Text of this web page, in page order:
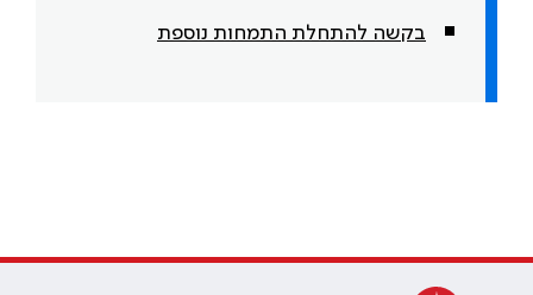
בקשה להתחלת התמחות נוספת